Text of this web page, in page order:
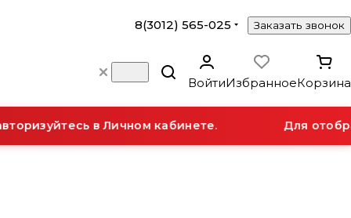
8(3012) 565-025 Заказать звонок
ВойтиИзбранноеКорзина
в Личном кабинете. Для